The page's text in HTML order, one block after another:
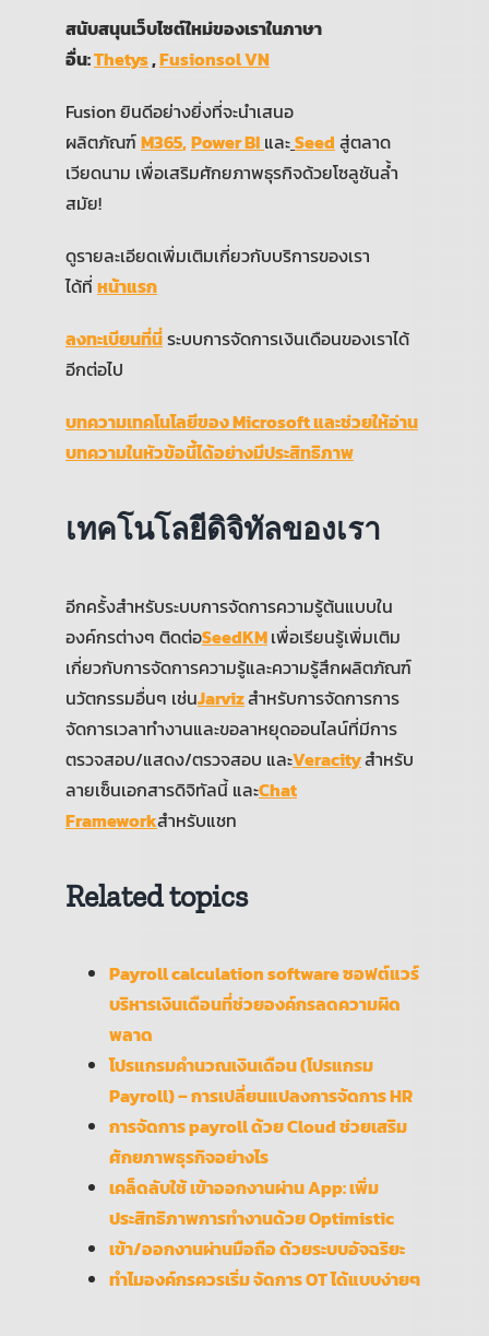
สนับสนุนเว็บไซต์ใหม่ของเราในภาษา
อื่น:Thetys,Fusionsol VN
Fusion ยินดีอย่างยิ่งที่จะนำเสนอ
ผลิตภัณฑ์M365,Power BI และSeed สู่ตลาด
เวียดนาม เพื่อเสริมศักยภาพธุรกิจด้วยโซลูชันล้ำ
สมัย!
ดูรายละเอียดเพิ่มเติมเกี่ยวกับบริการของเรา
ได้ที่ หน้าแรก
ลงทะเบียนที่นี่ระบบการจัดการเงินเดือนของเราได้
อีกต่อไป
บทความเทคโนโลยีของ Microsoft และช่วยให้อ่าน
บทความในหัวข้อนี้ได้อย่างมีประสิทธิภาพ
เทคโนโลยีดิจิทัลของเรา
อีกครั้งสำหรับระบบการจัดการความรู้ต้นแบบใน
องค์กรต่างๆ ติดต่อSeedKMเพื่อเรียนรู้เพิ่มเติม
เกี่ยวกับการจัดการความรู้และความรู้สึกผลิตภัณฑ์
นวัตกรรมอื่นๆ เช่นJarvizสำหรับการจัดการการ
จัดการเวลาทำงานและขอลาหยุดออนไลน์ที่มีการ
ตรวจสอบ/แสดง/ตรวจสอบ และVeracityสำหรับ
ลายเซ็นเอกสารดิจิทัลนี้ และChat
Frameworkสำหรับแชท
Related topics
Payroll calculation software ซอฟต์แวร์
บริหารเงินเดือนที่ช่วยองค์กรลดความผิด
พลาด
โปรแกรมคำนวณเงินเดือน (โปรแกรม
Payroll) – การเปลี่ยนแปลงการจัดการ HR
การจัดการ payroll ด้วย Cloud ช่วยเสริม
ศักยภาพธุรกิจอย่างไร
เคล็ดลับใช้ เข้าออกงานผ่าน App: เพิ่ม
ประสิทธิภาพการทำงานด้วย Optimistic
เข้า/ออกงานผ่านมือถือ ด้วยระบบอัจฉริยะ
ทำไมองค์กรควรเริ่ม จัดการ OT ได้แบบง่ายๆ